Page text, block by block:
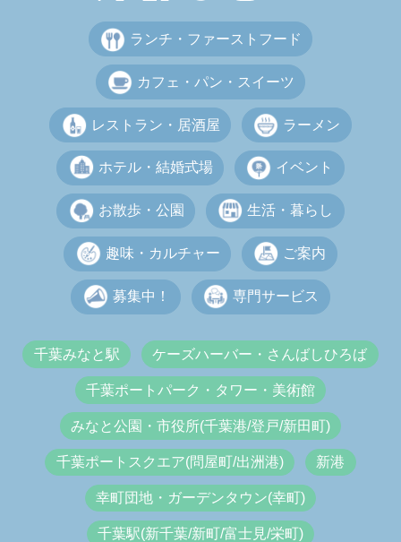
ランチ・ファーストフード
カフェ・パン・スイーツ
レストラン・居酒屋 ラーメン
ホテル・結婚式場 イベント
お散歩・公園 生活・暮らし
趣味・カルチャー ご案内
募集中！ 専門サービス
千葉みなと駅 ケーズハーバー・さんばしひろば
千葉ポートパーク・タワー・美術館
みなと公園・市役所(千葉港/登戸/新田町)
千葉ポートスクエア(問屋町/出洲港) 新港
幸町団地・ガーデンタウン(幸町)
千葉駅(新千葉/新町/富士見/栄町)